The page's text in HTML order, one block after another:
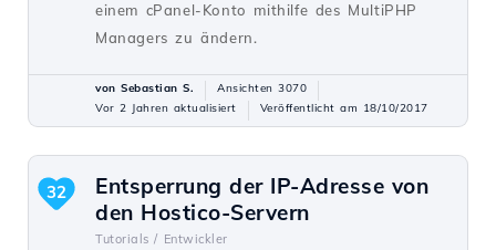
einem cPanel-Konto mithilfe des MultiPHP
Managers zu ändern.
von Sebastian S.
Ansichten 3070
Vor 2 Jahren aktualisiert
Veröffentlicht am 18/10/2017
Entsperrung der IP-Adresse von
den Hostico-Servern
Tutorials / Entwickler
32